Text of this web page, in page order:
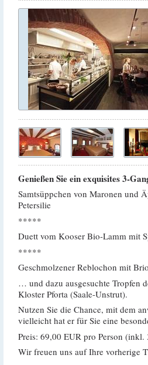
Genießen Sie ein exquisites 3-
Samtsüppchen von Maronen und
Petersilie
*****
Duett vom Kooser Bio-Lamm mit
*****
Geschmolzener Reblochon mit
… und dazu ausgesuchte Tropfen
Kloster Pforta (Saale-Unstrut).
Nutzen Sie die Chance, mit dem
vielleicht hat er für Sie eine
Preis: 69,00 EUR pro Person
Wir freuen uns auf Ihre vorherige